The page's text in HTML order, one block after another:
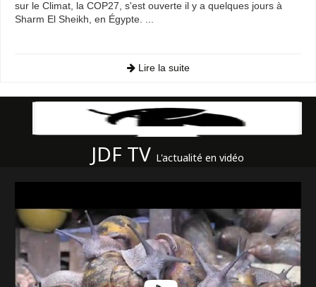
sur le Climat, la COP27, s'est ouverte il y a quelques jours à
Sharm El Sheikh, en Égypte. ...
Lire la suite
JDF TV L'actualité en vidéo